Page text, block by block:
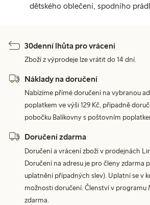
dětského oblečení, spodního
30denní lhůta pro vrácení
Zboží z výprodeje lze vrátit do 14 dní.
Náklady na doručení
Nabízíme přímé doručení na vybranou
poplatkem ve výši 129 Kč, případně
pobočku Balíkovny s poštovním
Doručení zdarma
Doručení a vrácení zboží v prodejnách
Doručení na adresu je pro členy zdarma
uplatnění případných slev). Uplatní se v
možnosti doručení. Členství v programu
zdarma.